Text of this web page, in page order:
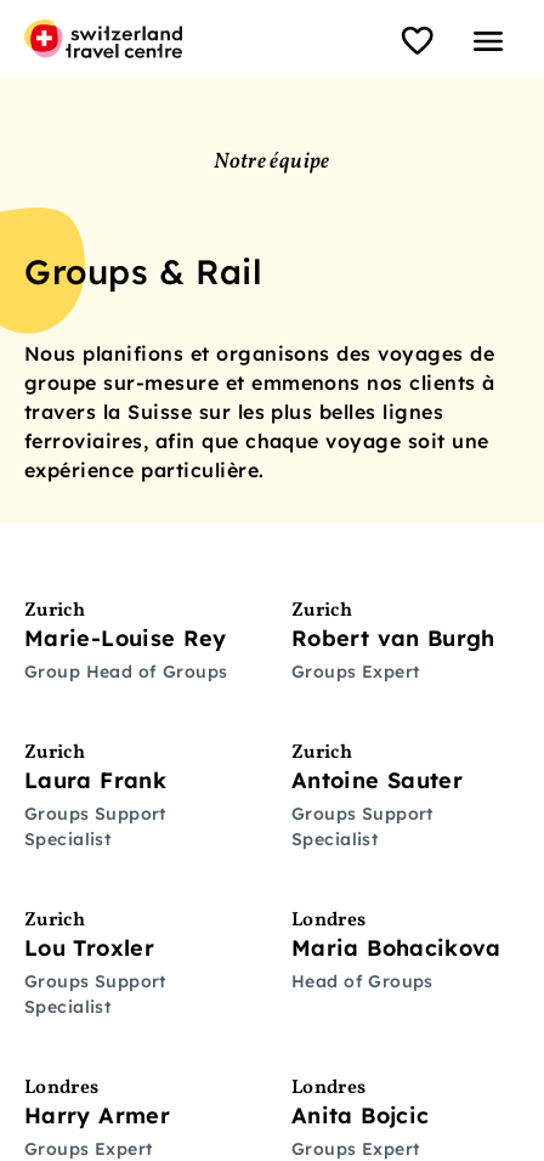
Notre équipe
Groups & Rail
Nous planifions et organisons des voyages de
groupe sur-mesure et emmenons nos clients à
travers la Suisse sur les plus belles lignes
ferroviaires, afin que chaque voyage soit une
expérience particulière.
Zurich
Marie-Louise Rey
Group Head of Groups
Zurich
Robert van Burgh
Groups Expert
Zurich
Laura Frank
Groups Support
Specialist
Zurich
Antoine Sauter
Groups Support
Specialist
Zurich
Lou Troxler
Groups Support
Specialist
Londres
Maria Bohacikova
Head of Groups
Londres
Harry Armer
Groups Expert
Londres
Anita Bojcic
Groups Expert